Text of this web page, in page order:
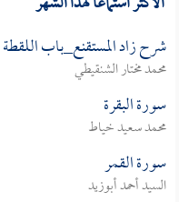
شرح زاد المستقنع_باب اللقطة
محمد مختار الشنقيطي
سورة البقرة
محمد سعيد خياط
سورة القمر
السيد أحمد أبوزيد